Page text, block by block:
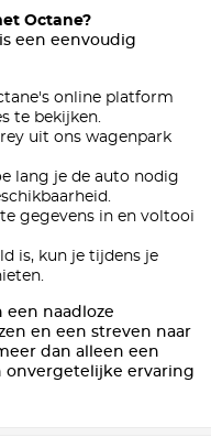
Octane?
een eenvoudig
online platform
te bekijken.
uit ons wagenpark
lang je de auto nodig
gegevens in en voltooi
is, kun je tijdens je
een naadloze
en een streven naar
dan alleen een
onvergetelijke ervaring